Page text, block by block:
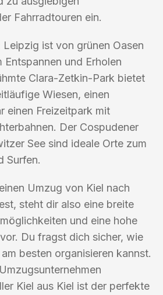
Fahrradtouren ein.
Leipzig ist von grünen Oasen
Entspannen und Erholen
Clara-Zetkin-Park bietet
Wiesen, einen
einen Freizeitpark mit
Der Cospudener
See sind ideale Orte zum
Surfen.
Umzug von Kiel nach
steht dir also eine breite
und eine hohe
Du fragst dich sicher, wie
besten organisieren kannst.
Kiel aus Kiel ist der perfekte